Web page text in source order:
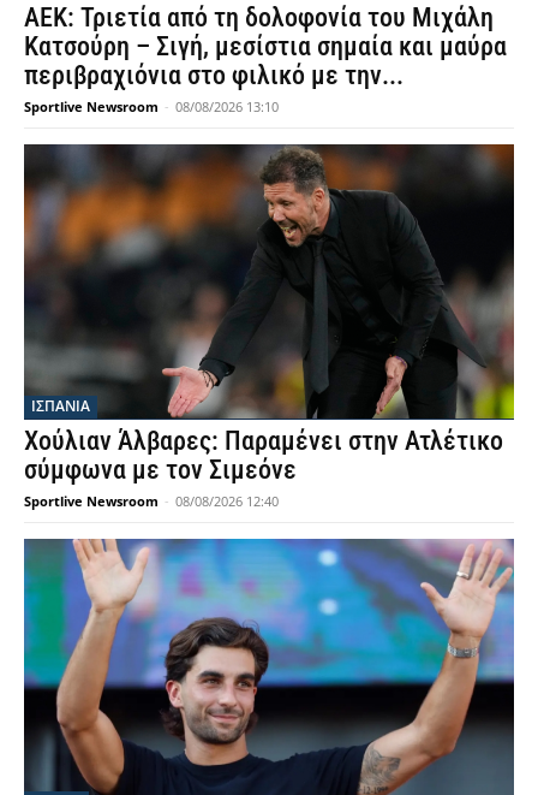
ΑΕΚ: Τριετία από τη δολοφονία του Μιχάλη
Κατσούρη – Σιγή, μεσίστια σημαία και μαύρα
περιβραχιόνια στο φιλικό με την...
Sportlive Newsroom - 08/08/2026 13:10
ΙΣΠΑΝΙΑ
Χούλιαν Άλβαρες: Παραμένει στην Ατλέτικο
σύμφωνα με τον Σιμεόνε
Sportlive Newsroom - 08/08/2026 12:40